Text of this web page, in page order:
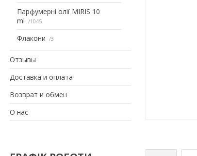
Парфумерні олії MIRIS 10
ml
1045
Флакони 3
Отзывы
Доставка и оплата
Возврат и обмен
О нас